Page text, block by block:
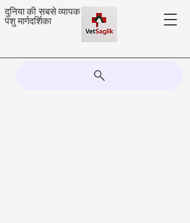
दुनिया की सबसे व्यापक
पशु मार्गदर्शिका